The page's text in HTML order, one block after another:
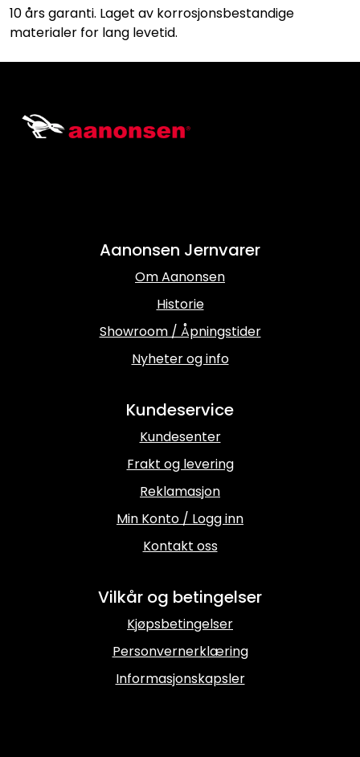
10 års garanti. Laget av korrosjonsbestandige
materialer for lang levetid.
Aanonsen Jernvarer
Om Aanonsen
Historie
Showroom / Åpningstider
Nyheter og info
Kundeservice
Kundesenter
Frakt og levering
Reklamasjon
Min Konto / Logg inn
Kontakt oss
Vilkår og betingelser
Kjøpsbetingelser
Personvernerklæring
Informasjonskapsler